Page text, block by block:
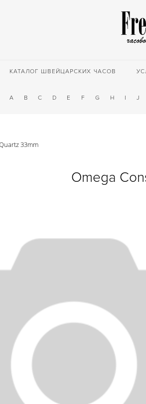
КАТАЛОГ ШВЕЙЦАРСКИХ ЧАСОВ
A B C D E F G H I J
33mm
Omega